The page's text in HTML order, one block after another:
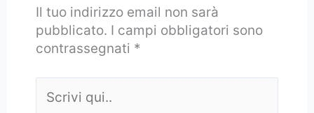
Il tuo indirizzo email non sarà
pubblicato. I campi obbligatori sono
contrassegnati *
qui..